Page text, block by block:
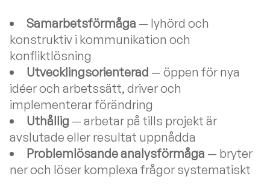
Samarbetsförmåga — lyhörd och
konstruktiv i kommunikation och
konfliktlösning
Utvecklingsorienterad — öppen för nya
idéer och arbetssätt, driver och
implementerar förändring
Uthållig — arbetar på tills projekt är
avslutade eller resultat uppnådda
Problemlösande analysförmåga — bryter
ner och löser komplexa frågor systematiskt